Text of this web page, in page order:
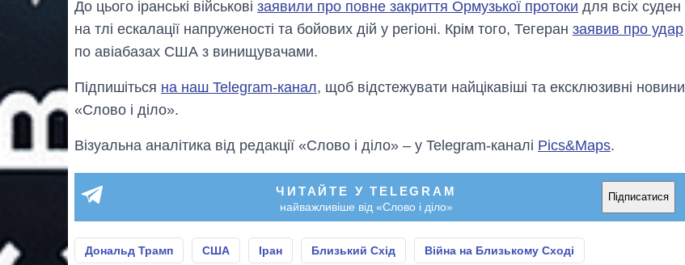
До цього іранські військові заявили про повне закриття Ормузької протоки для всіх суден
на тлі ескалації напруженості та бойових дій у регіоні. Крім того, Тегеран заявив про удар
по авіабазах США з винищувачами.
Підпишіться на наш Telegram-канал, щоб відстежувати найцікавіші та ексклюзивні новини
«Слово і діло».
Візуальна аналітика від редакції «Слово і діло» – у Telegram-каналі Pics&Maps.
ЧИТАЙТЕ У TELEGRAM
найважливіше від «Слово і діло»
Підписатися
Дональд Трамп США Іран Близький Схід Війна на Близькому Сході